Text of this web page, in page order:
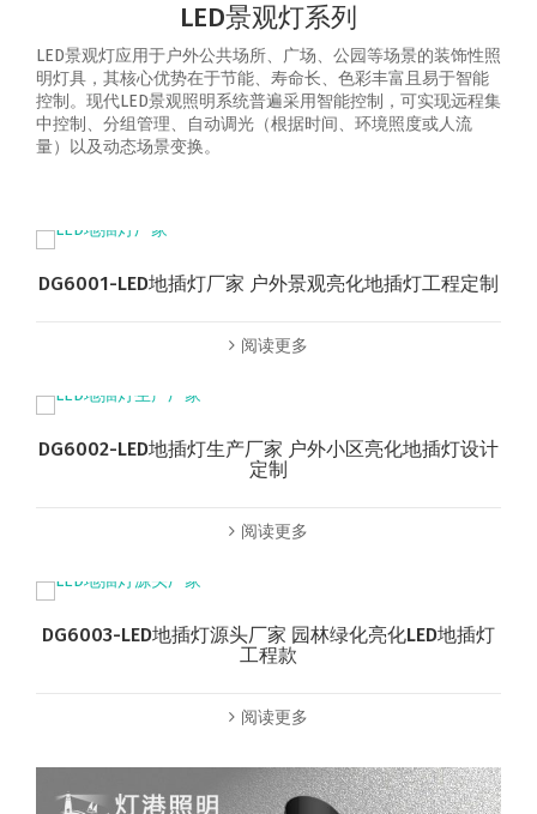
LED景观灯系列
LED景观灯应用于户外公共场所、广场、公园等场景的装饰性照
明灯具，其核心优势在于节能、寿命长、色彩丰富且易于智能
控制‌。‌现代LED景观照明系统普遍采用智能控制，可实现‌远程集
中控制、分组管理、自动调光（根据时间、环境照度或人流
量）以及动态场景变换‌。
DG6001-LED地插灯厂家 户外景观亮化地插灯工程定制
阅读更多
DG6002-LED地插灯生产厂家 户外小区亮化地插灯设计
定制
阅读更多
DG6003-LED地插灯源头厂家 园林绿化亮化LED地插灯
工程款
阅读更多